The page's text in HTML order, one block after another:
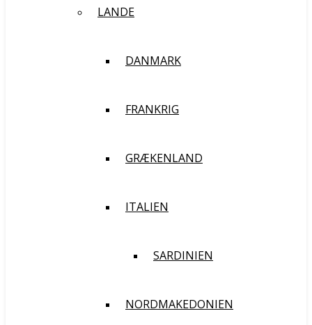
LANDE
DANMARK
FRANKRIG
GRÆKENLAND
ITALIEN
SARDINIEN
NORDMAKEDONIEN